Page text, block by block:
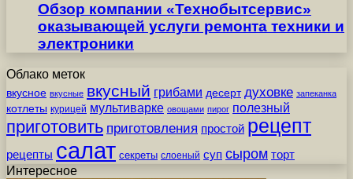
Обзор компании «Технобытсервис»
оказывающей услуги ремонта техники и
электроники
Облако меток
вкусное вкусные вкусный грибами десерт духовке запеканка
котлеты курицей мультиварке овощами пирог полезный
приготовить приготовления простой рецепт
рецепты салат секреты слоеный суп сыром торт
Интересное